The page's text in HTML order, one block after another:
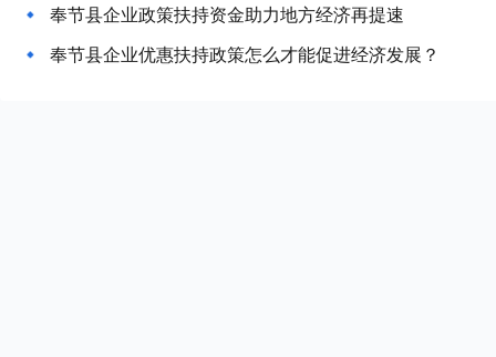
奉节县企业政策扶持资金助力地方经济再提速
奉节县企业优惠扶持政策怎么才能促进经济发展？